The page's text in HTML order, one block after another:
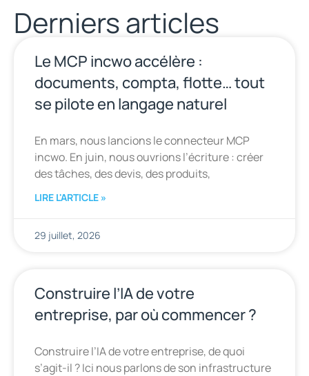
Derniers articles
Le MCP incwo accélère :
documents, compta, flotte… tout
se pilote en langage naturel
En mars, nous lancions le connecteur MCP
incwo. En juin, nous ouvrions l’écriture : créer
des tâches, des devis, des produits,
LIRE L'ARTICLE »
29 juillet, 2026
Construire l’IA de votre
entreprise, par où commencer ?
Construire l’IA de votre entreprise, de quoi
s’agit-il ? Ici nous parlons de son infrastructure